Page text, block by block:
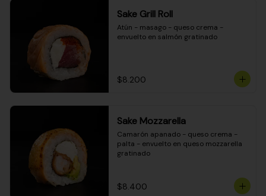
Sake Grill Roll
Atún - masago - queso crema -
envuelto en salmón gratinado
$8.200
Sake Mozzarella
Camarón apanado - queso crema -
palta - envuelto en queso mozzarella
gratinado
$8.400